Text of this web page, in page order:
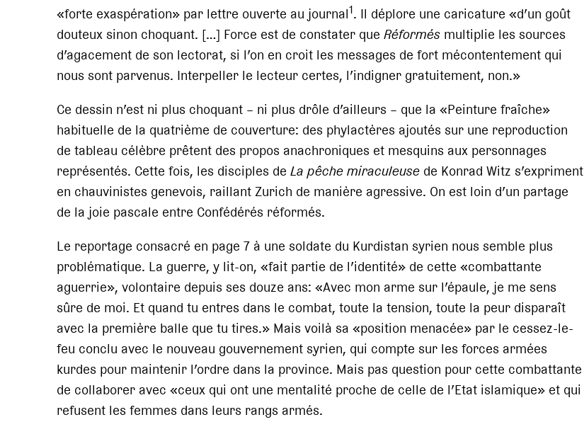
«forte exaspération» par lettre ouverte au journal1. Il déplore une caricature «d’un goût
douteux sinon choquant. […] Force est de constater que Réformés multiplie les sources
d’agacement de son lectorat, si l’on en croit les messages de fort mécontentement qui
nous sont parvenus. Interpeller le lecteur certes, l’indigner gratuitement, non.»
Ce dessin n’est ni plus choquant – ni plus drôle d’ailleurs – que la «Peinture fraîche»
habituelle de la quatrième de couverture: des phylactères ajoutés sur une reproduction
de tableau célèbre prêtent des propos anachroniques et mesquins aux personnages
représentés. Cette fois, les disciples de La pêche miraculeuse de Konrad Witz s’expriment
en chauvinistes genevois, raillant Zurich de manière agressive. On est loin d’un partage
de la joie pascale entre Confédérés réformés.
Le reportage consacré en page 7 à une soldate du Kurdistan syrien nous semble plus
problématique. La guerre, y lit-on, «fait partie de l’identité» de cette «combattante
aguerrie», volontaire depuis ses douze ans: «Avec mon arme sur l’épaule, je me sens
sûre de moi. Et quand tu entres dans le combat, toute la tension, toute la peur disparaît
avec la première balle que tu tires.» Mais voilà sa «position menacée» par le cessez-le-
feu conclu avec le nouveau gouvernement syrien, qui compte sur les forces armées
kurdes pour maintenir l’ordre dans la province. Mais pas question pour cette combattante
de collaborer avec «ceux qui ont une mentalité proche de celle de l’Etat islamique» et qui
refusent les femmes dans leurs rangs armés.